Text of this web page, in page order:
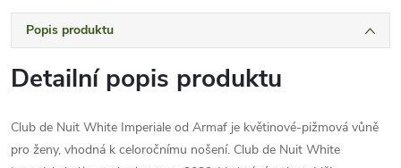
Popis produktu
Detailní popis produktu
Club de Nuit White Imperiale od Armaf je květinové-pižmová vůně
pro ženy, vhodná k celoročnímu nošení. Club de Nuit White